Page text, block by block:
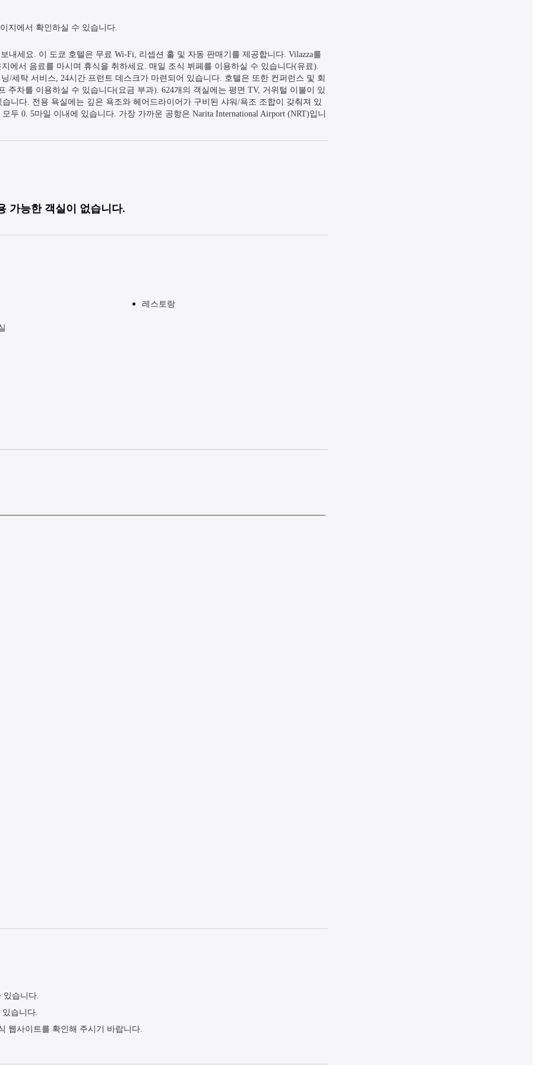
지에서 확인하실 수 있습니다.
내세요. 이 도쿄 호텔은 무료 Wi-Fi, 리셉션 홀 및 자동 판매기를 제공합니다. Vilazza를
에서 음료를 마시며 휴식을 취하세요. 매일 조식 뷔페를 이용하실 수 있습니다(유료).
/세탁 서비스, 24시간 프런트 데스크가 마련되어 있습니다. 호텔은 또한 컨퍼런스 및 회
주차를 이용하실 수 있습니다(요금 부과). 624개의 객실에는 평면 TV, 거위털 이불이 있
니다. 전용 욕실에는 깊은 욕조와 헤어드라이어가 구비된 샤워/욕조 조합이 갖춰져 있
두 0. 5마일 이내에 있습니다. 가장 가까운 공항은 Narita International Airport (NRT)입니
가능한 객실이 없습니다.
레스토랑
습니다.
습니다.
웹사이트를 확인해 주시기 바랍니다.